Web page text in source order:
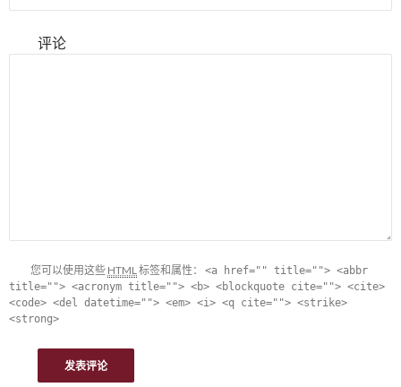
评论
您可以使用这些 HTML标签和属性： <a href="" title=""> <abbr
title=""> <acronym title=""> <b> <blockquote cite=""> <cite>
<code> <del datetime=""> <em> <i> <q cite=""> <strike>
<strong>